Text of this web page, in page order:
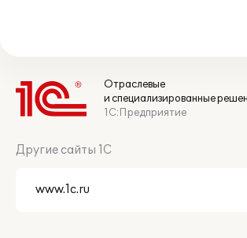
Отраслевые
и специализированные
1С:Предприятие
Другие сайты 1С